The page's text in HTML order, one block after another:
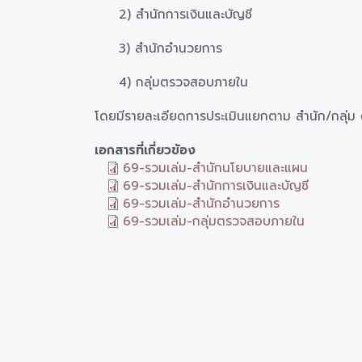
2) สำนักการเงินและบัญชี
3) สำนักอำนวยการ
4) กลุ่มตรวจสอบภายใน
โดยมีรายละเอียดการประเมินแยกตาม สำนัก/กลุ่
เอกสารที่เกี่ยวข้อง
69-รวมเล่ม-สำนักนโยบายและแผน
69-รวมเล่ม-สำนักการเงินและบัญชี
69-รวมเล่ม-สำนักอำนวยการ
69-รวมเล่ม-กลุ่มตรวจสอบภายใน